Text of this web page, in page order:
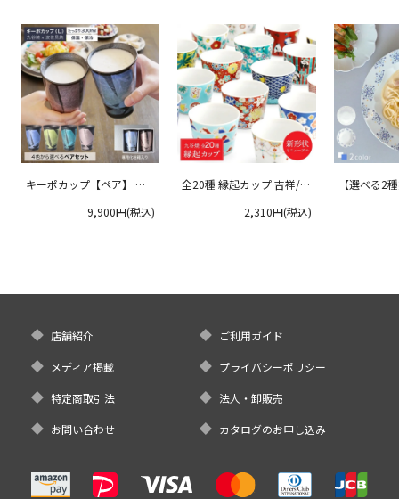
キーポカップ【ペア】 ラ
9,900円(税込)
全20種 縁起カップ 吉祥/青
2,310円(税込)
【選べる2
店舗紹介 ご利用ガイド
メディア掲載 プライバシーポリシー
特定商取引法 法人・卸販売
お問い合わせ カタログのお申し込み